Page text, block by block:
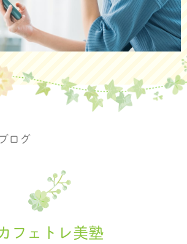
ブログ
フェトレ美塾